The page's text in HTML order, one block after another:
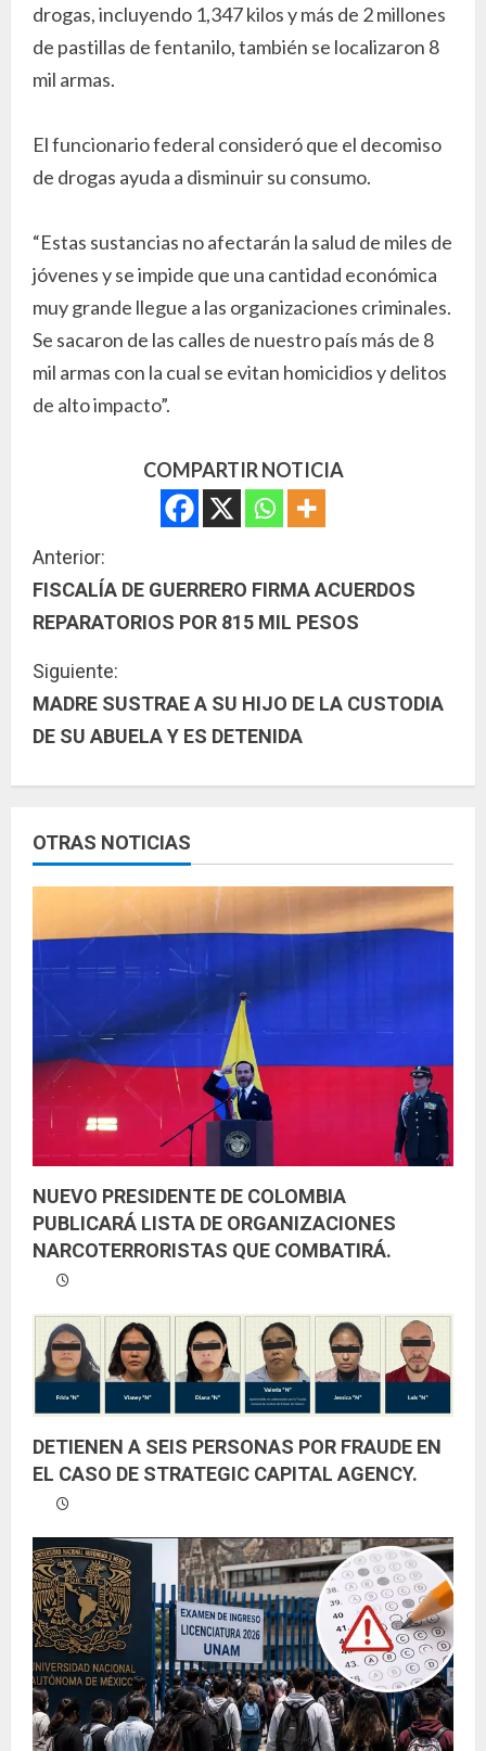
drogas, incluyendo 1,347 kilos y más de 2 millones
de pastillas de fentanilo, también se localizaron 8
mil armas.
El funcionario federal consideró que el decomiso
de drogas ayuda a disminuir su consumo.
“Estas sustancias no afectarán la salud de miles de
jóvenes y se impide que una cantidad económica
muy grande llegue a las organizaciones criminales.
Se sacaron de las calles de nuestro país más de 8
mil armas con la cual se evitan homicidios y delitos
de alto impacto”.
COMPARTIR NOTICIA
S
i
u
e
l
e
y
n
o
Anterior:
FISCALÍA DE GUERRERO FIRMA ACUERDOS
REPARATORIOS POR 815 MIL PESOS
Siguiente:
MADRE SUSTRAE A SU HIJO DE LA CUSTODIA
DE SU ABUELA Y ES DETENIDA
OTRAS NOTICIAS
NUEVO PRESIDENTE DE COLOMBIA
PUBLICARÁ LISTA DE ORGANIZACIONES
NARCOTERRORISTAS QUE COMBATIRÁ.
DETIENEN A SEIS PERSONAS POR FRAUDE EN
EL CASO DE STRATEGIC CAPITAL AGENCY.